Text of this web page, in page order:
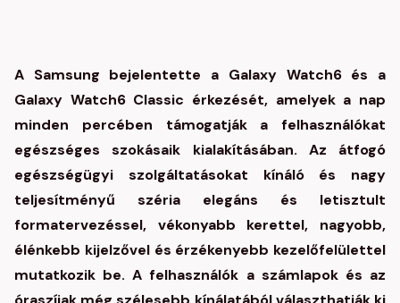
A Samsung bejelentette a Galaxy Watch6 és a
Galaxy Watch6 Classic érkezését, amelyek a nap
minden percében támogatják
a felhasználókat
egészséges szokásaik kialakításában. Az átfogó
egészségügyi szolgáltatásokat kínáló és nagy
teljesítményű széria elegáns és letisztult
formatervezéssel, vékonyabb kerettel, nagyobb,
élénkebb kijelzővel és érzékenyebb kezelőfelülettel
mutatkozik be. A felhasználók a számlapok és az